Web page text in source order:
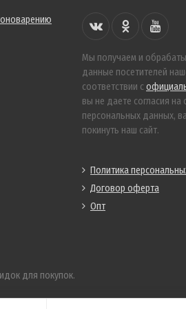
Мы получаем и
данные посетителей
соответствии с
вы не даете согласия на
персональных данных,
покинуть наш сайт.
Политика
Договор оферта
Опт
для покупок.